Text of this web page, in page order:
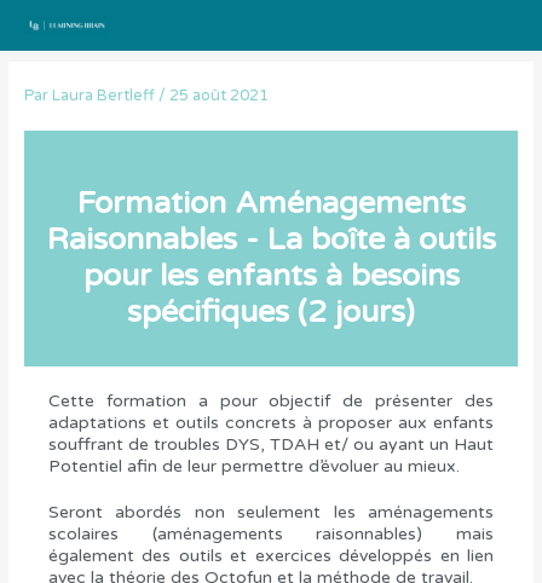
Par Laura Bertleff/ 25 août 2021
Formation Aménagements
Raisonnables - La boîte à outils
pour les enfants à besoins
spécifiques (2 jours)
Cette formation a pour objectif de présenter des
adaptations et outils concrets à proposer aux enfants
souffrant de troubles DYS, TDAH et/ ou ayant un Haut
Potentiel afin de leur permettre d’évoluer au mieux.
Seront abordés non seulement les aménagements
scolaires (aménagements raisonnables) mais
également des outils et exercices développés en lien
avec la théorie des Octofun et la méthode de travail.